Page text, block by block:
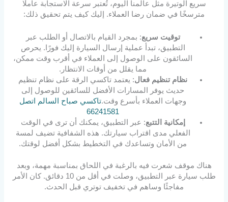
سريع الوتيرة مثل عالمنا اليوم، تُعتبر سرعة الاستجابة عاملًا
مترسخًا في ضمان رضا العملاء. إليك كيف يتم تحقيق ذلك:
توقيت سريع: بمجرد القيام بالاتصال أو الطلب عبر
التطبيق، تبدأ عملية إرسال السيارة إليك فورًا. يحرص
السائقون على الوصول إلى العملاء في أقرب وقت ممكن،
مما يقلل من أوقات الانتظار.
نظام تنظيم فعال: يعتمد تاكسي الرقة على نظام تنظيم
حديث يوفر المسارات الأفضل للسائقين للوصول إلى
وجهات العملاء بأسرع وقت.تاكسي صباح السالم اتصل
66241581
إمكانية التتبع: عبر التطبيق، يمكنك أن ترى في الوقت
الفعلي مدى اقتراب سيارتك. هذه الشفافية تضيف لمسة
من الأمان وتساعدك في التخطيط بشكل أفضل لوقتك.
هناك موقف شعرت فيه بالرغبة في اللحاق بمناسبة مهمة، وبعد
طلب سيارة عبر التطبيق، وصلت في أقل من 10 دقائق. كان الأمر
مفاجئًا وساهم في تخفيف توتري قبل الحدث.